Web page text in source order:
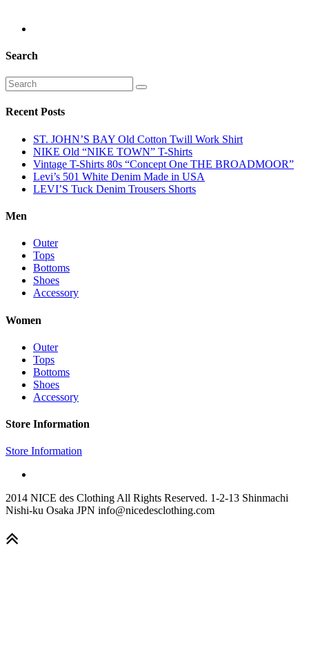
Search
Recent Posts
ST. JOHN’S BAY Old Cotton Twill Work Shirt
NIKE Old “NIKE TOWN” T-Shirts
Vintage T-Shirts 80s “Concept One THE BROADMOOR”
Levi’s 501 White Denim Made in USA
LEVI’S Tuck Denim Trousers Shorts
Men
Outer
Tops
Bottoms
Shoes
Accessory
Women
Outer
Tops
Bottoms
Shoes
Accessory
Store Information
Store Information
2014 NICE des Clothing All Rights Reserved. 1-2-13 Shinmachi
Nishi-ku Osaka JPN info@nicedesclothing.com